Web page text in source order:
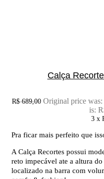
Calça
R$689,00 Original price
is:
3 x
Pra ficar mais perfeito que
A Calça Recortes possui
reto impecável ate a altura
localizado na barra com